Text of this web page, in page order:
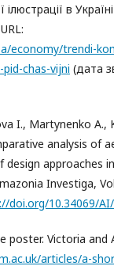
в
economy/trendi-
chas-vijni (дата
I., Martynenko A.,
analysis of
design approaches
Investiga,
doi.org/10.34069/AI/
poster. Victoria and
articles/a-